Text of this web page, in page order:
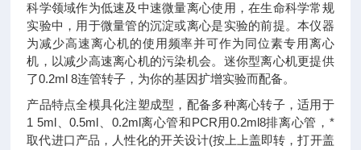
科学领域作为低速及中速微量离心使用，在生命科学常规
实验中，用于微量管的沉淀或离心是实验的前提。本仪器
为减少高速离心机的使用频率并可作为同位素专用离心
机，以减少高速离心机的污染机会。迷你型离心机更提供
了0.2ml 8连管转子，为你的基因扩增实验而配备。
产品特点全模具化注塑成型，配备多种离心转子，适用于
1 5ml、0.5ml、0.2ml离心管和PCR用0.2ml8排离心管，*
取代进口产品，人性化的开关设计(按上上盖即转，打开盖